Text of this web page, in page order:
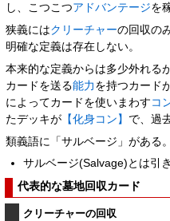
し、こつこつアドバンテージを
狭義にはクリーチャーの回収の
明確な定義は存在しない。
本来的な定義からは多少外れるが
カードを送る能力 を持つカード
によってカードを使いまわす コ
たデッキが 【化身コン】 で、過
類義語に「サルベージ」がある。
サルベージ(Salvage)とは引
代表的な墓地回収カード
クリーチャーの回収